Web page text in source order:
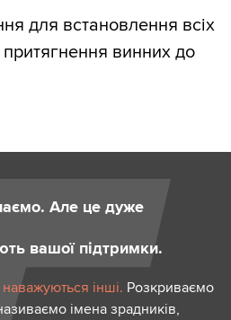
для встановлення всіх
притягнення винних до
Але це дуже
вашої підтримки.
інші. Розкриваємо
імена зрадників,